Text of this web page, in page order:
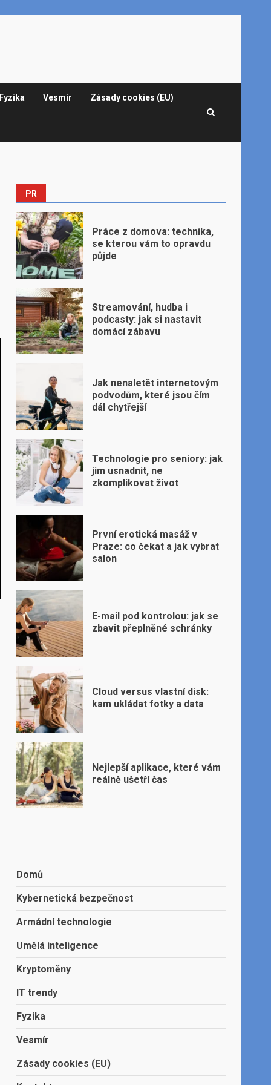
Fyzika Vesmír Zásady cookies (EU)
PR
Práce z domova: technika,
se kterou vám to opravdu
půjde
Streamování, hudba i
podcasty: jak si nastavit
domácí zábavu
Jak nenaletět internetovým
podvodům, které jsou čím
dál chytřejší
Technologie pro seniory: jak
jim usnadnit, ne
zkomplikovat život
První erotická masáž v
Praze: co čekat a jak vybrat
salon
E-mail pod kontrolou: jak se
zbavit přeplněné schránky
Cloud versus vlastní disk:
kam ukládat fotky a data
Nejlepší aplikace, které vám
reálně ušetří čas
Domů
Kybernetická bezpečnost
Armádní technologie
Umělá inteligence
Kryptoměny
IT trendy
Fyzika
Vesmír
Zásady cookies (EU)